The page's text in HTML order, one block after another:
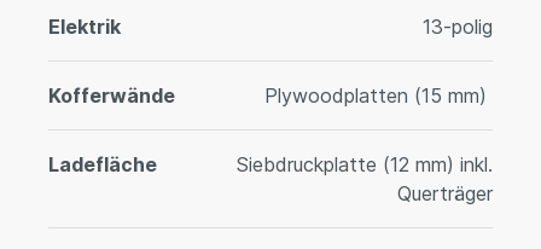
Elektrik 13-polig
Kofferwände Plywoodplatten (15 mm)
Ladefläche
Siebdruckplatte (12 mm) inkl.
Querträger